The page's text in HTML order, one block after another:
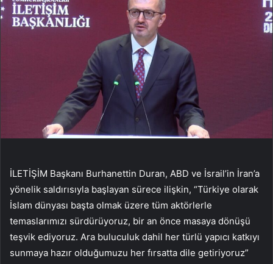
İLETİŞİM Başkanı Burhanettin Duran, ABD ve İsrail’in İran’a
yönelik saldırısıyla başlayan sürece ilişkin, “Türkiye olarak
İslam dünyası başta olmak üzere tüm aktörlerle
temaslarımızı sürdürüyoruz, bir an önce masaya dönüşü
teşvik ediyoruz. Ara buluculuk dahil her türlü yapıcı katkıyı
sunmaya hazır olduğumuzu her fırsatta dile getiriyoruz”